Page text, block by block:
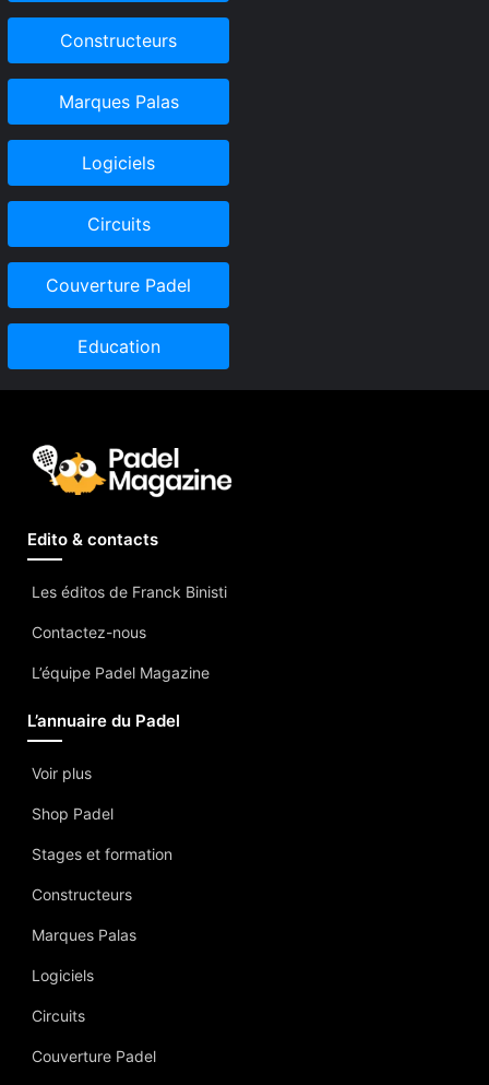
Constructeurs
Marques Palas
Logiciels
Circuits
Couverture Padel
Education
Edito & contacts
Les éditos de Franck Binisti
Contactez-nous
L’équipe Padel Magazine
L’annuaire du Padel
Voir plus
Shop Padel
Stages et formation
Constructeurs
Marques Palas
Logiciels
Circuits
Couverture Padel